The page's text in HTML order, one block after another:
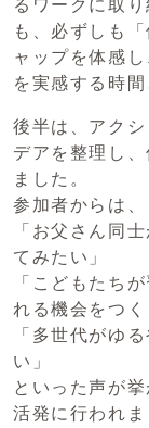
るワークに取
も、必ずしも
ャップを体感
を実感する時間
後半は、アク
デアを整理し
ました。
参加者からは、
「お父さん同
てみたい」
「こどもたち
れる機会をつく
「多世代がゆ
い」
といった声が
活発に行われ